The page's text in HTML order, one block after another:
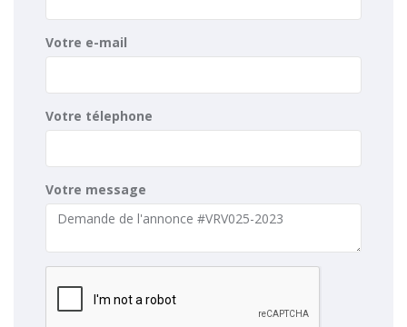
Votre e-mail
Votre télephone
Votre message